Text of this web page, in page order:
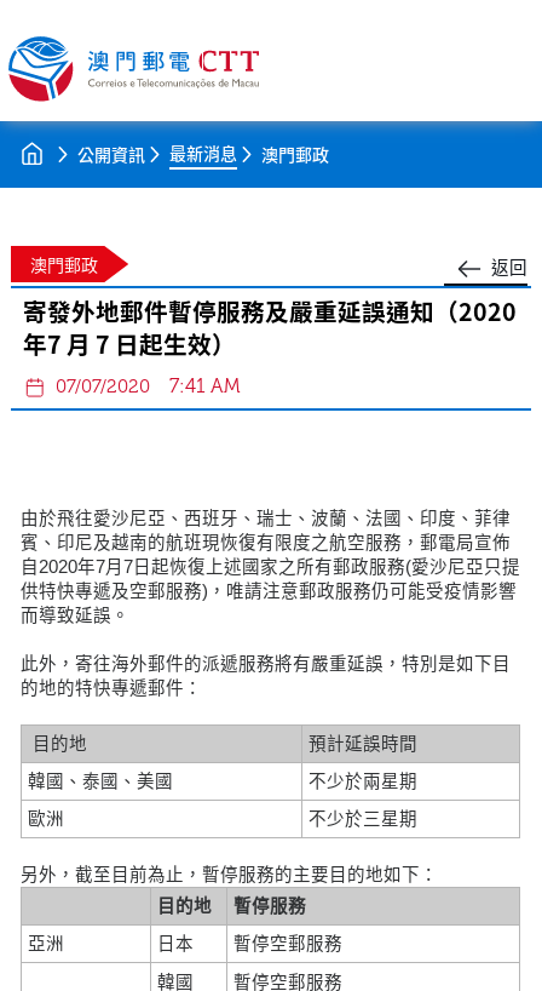
公開資訊 最新消息 澳門郵政
返回
澳門郵政
寄發外地郵件暫停服務及嚴重延誤通知（2020
年7 月 7 日起生效）
07/07/2020 7:41 AM
由於飛往愛沙尼亞、西班牙、瑞士、波蘭、法國、印度、菲律
賓、印尼及越南的航班現恢復有限度之航空服務，郵電局宣佈
自2020年7月7日起恢復上述國家之所有郵政服務(愛沙尼亞只提
供特快專遞及空郵服務)，唯請注意郵政服務仍可能受疫情影響
而導致延誤。
此外，寄往海外郵件的派遞服務將有嚴重延誤，特別是如下目
的地的特快專遞郵件：
目的地
預計延誤時間
韓國、泰國、美國
不少於兩星期
歐洲
不少於三星期
另外，截至目前為止，暫停服務的主要目的地如下：
目的地
暫停服務
亞洲
日本
暫停空郵服務
韓國
暫停空郵服務